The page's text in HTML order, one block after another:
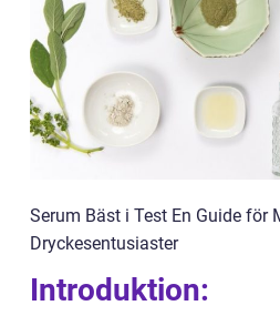
Serum Bäst i Test En Guide för
Dryckesentusiaster
Introduktion: